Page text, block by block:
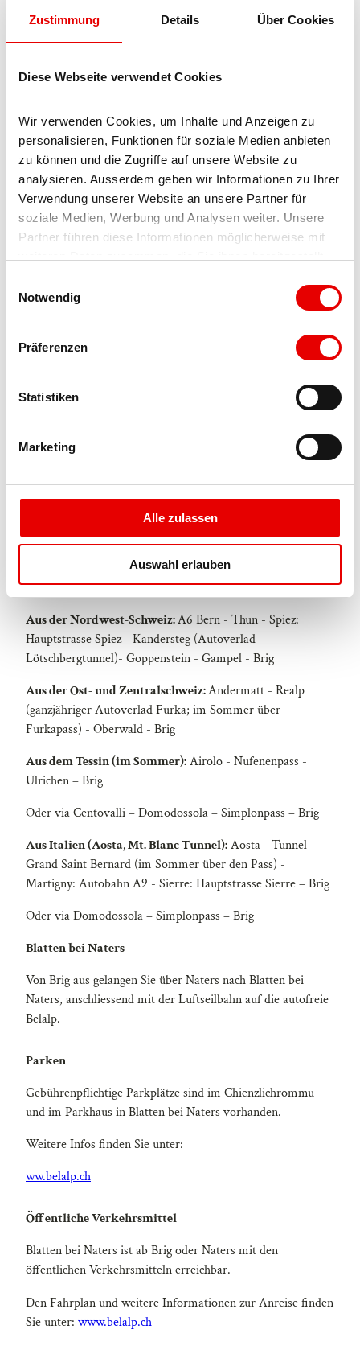
Zustimmung Details Über Cookies
Diese Webseite verwendet Cookies
Wir verwenden Cookies, um Inhalte und Anzeigen zu
personalisieren, Funktionen für soziale Medien anbieten
zu können und die Zugriffe auf unsere Website zu
analysieren. Ausserdem geben wir Informationen zu Ihrer
Verwendung unserer Website an unsere Partner für
soziale Medien, Werbung und Analysen weiter. Unsere
Partner führen diese Informationen möglicherweise mit
gesammelt haben.
Notwendig
Präferenzen
Statistiken
Marketing
Alle zulassen
Auswahl erlauben
Die Wanderung dauert ca. 2 Stunden. und hat nur wenig
anstieg und ist daher auch für kleine Kinder geeignet. Bei
Toureigenschaften
Rundweg
Ausrüstung
Sonnen- und Regenschutz, sowie ausreichender Vorrat an
Essen und Getränken, sollten keine Einkehr- oder
Obwohl der Weg durchgehend sehr gut markiert ist, sollten
Wanderkarte dabei haben. Stöcke oder weitere Hilfsmittel
mitnehmen.
Anreise und Parken
Anfahrt
Anreise mit dem Auto
Aus der Westschweiz:A9 Lausanne - Vevey, bzw.
Nordwestschweiz: A12 Bern - Vevey: A9 - Sierre:
Hauptstrasse Sierre - Brig
Aus der Nordwest-Schweiz:A6 Bern - Thun - Spiez:
Hauptstrasse Spiez - Kandersteg (Autoverlad
Lötschbergtunnel)- Goppenstein - Gampel - Brig
Aus der Ost- und Zentralschweiz:Andermatt - Realp
(ganzjähriger Autoverlad Furka; im Sommer über
Furkapass) - Oberwald - Brig
Aus dem Tessin (im Sommer):Airolo - Nufenenpass -
Ulrichen – Brig
Oder via Centovalli – Domodossola – Simplonpass – Brig
Aus Italien (Aosta, Mt. Blanc Tunnel):Aosta - Tunnel
Grand Saint Bernard (im Sommer über den Pass) -
Martigny: Autobahn A9 - Sierre: Hauptstrasse Sierre – Brig
Oder via Domodossola – Simplonpass – Brig
Blatten bei Naters
Von Brig aus gelangen Sie über Naters nach Blatten bei
Naters, anschliessend mit der Luftseilbahn auf die autofreie
Belalp.
Parken
Gebührenpflichtige Parkplätze sind im Chienzlichrommu
und im Parkhaus in Blatten bei Naters vorhanden.
Weitere Infos finden Sie unter:
ww.belalp.ch
Öffentliche Verkehrsmittel
Blatten bei Naters ist ab Brig oder Naters mit den
öffentlichen Verkehrsmitteln erreichbar.
Den Fahrplan und weitere Informationen zur Anreise finden
Sie unter: www.belalp.ch